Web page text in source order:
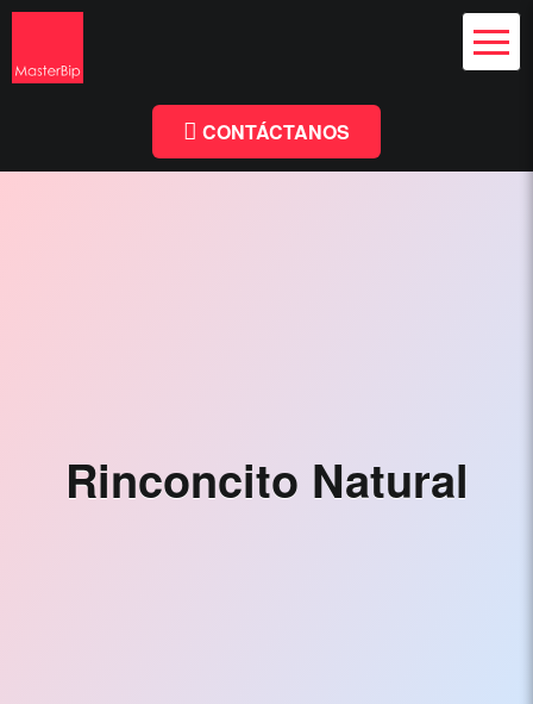
Diseño Web
Web
-
Wordpress,
CONTÁCTANOS
Rinconcito Natural